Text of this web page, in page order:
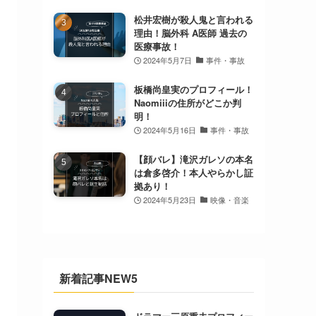
松井宏樹が殺人鬼と言われる
理由！脳外科 A医師 過去の
医療事故！
2024年5月7日 事件・事故
板橋尚皇実のプロフィール！
Naomiiiの住所がどこか判
明！
2024年5月16日 事件・事故
【顔バレ】滝沢ガレソの本名
は倉多啓介！本人やらかし証
拠あり！
2024年5月23日 映像・音楽
新着記事NEW5